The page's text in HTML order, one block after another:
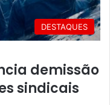
DESTAQUES
demissão
sindicais